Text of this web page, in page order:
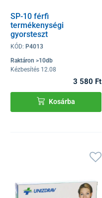
SP-10 férfi
termékenységi
gyorsteszt
KÓD: P4013
Raktáron >10db
Kézbesítés 12.08
3 580 Ft
Kosárba